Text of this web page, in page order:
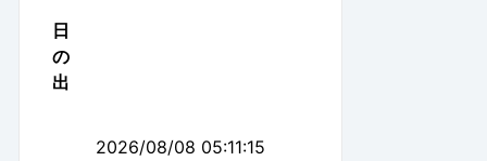
日
の
出
2026/08/08 05:11:15